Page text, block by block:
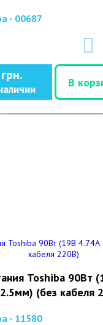
- 00687
В
Toshiba 90Вт
(без кабеля
- 11580